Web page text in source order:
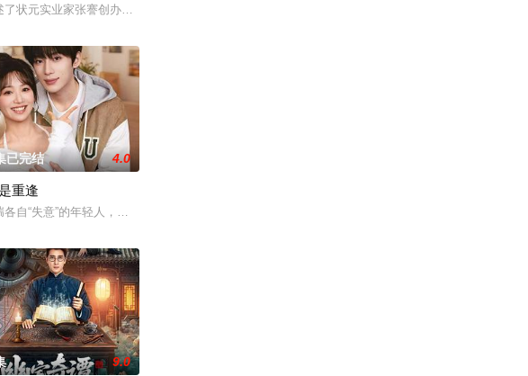
恨意，在屠刀落地的瞬间，灵魂跨
哲学和生物学意义上的喜欢。”那个夜晚，他脸颊微热，还听见自己加
型军事演习中，郭子剑因不满演习流于形式，假传指令要求真打实抗，虽引发哗然，却获赏识调任
了状元实业家张謇创办大生企业，实业报国的故事。甲午战争后，国家蒙羞，张謇虽高中状元，却渴
身上，竟贴着父亲消失前的绝命符箓
因意外踏入玄机界，继而卷入虎云国内乱的漩涡，身陷重重危机，而在
倩（苏晓彤 饰）与童年时因一场意外落下身体残缺的少年顾铭夕（何洛洛 饰）的成长印记与深深联
已完结 4.0
重逢
各自“失意”的年轻人，在沿海小城南安相遇相知，他们决心各展所长创办旅行社。他们以当地的特色
9.0